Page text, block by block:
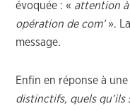
évoquée : « attention
opération de com’».
message.
Enfin en réponse à
distinctifs, quels